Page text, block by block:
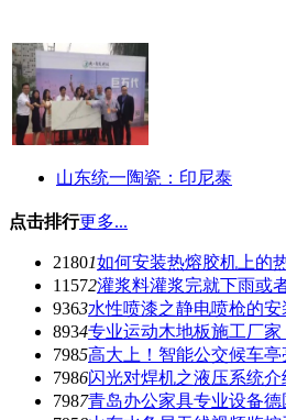
山东统一陶瓷：印尼泰
点击排行更多...
21801如何安装热熔胶机上的
11572灌浆料灌浆完就下雨或
9363水性喷漆之静电喷枪的
8934专业运动木地板施工厂
7985高大上！智能公交候车亭
7986闪光对焊机之液压系统
7987青岛办公家具专业设备